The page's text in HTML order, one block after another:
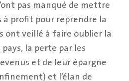
pas manqué de mettre
à profit pour reprendre la
ont veillé à faire oublier la
la perte par les
et de leur épargne
et l’élan de